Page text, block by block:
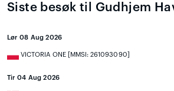
Siste besøk til Gudhjem
Lør 08 Aug 2026
VICTORIA ONE [MMSI: 261093090]
Tir 04 Aug 2026